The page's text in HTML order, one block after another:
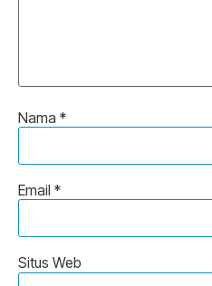
Nama *
Email *
Situs Web